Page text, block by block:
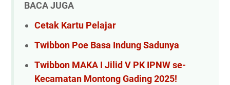
BACA JUGA
Cetak Kartu Pelajar
Twibbon Poe Basa Indung Sadunya
Twibbon MAKA I Jilid V PK IPNW se-
Kecamatan Montong Gading 2025!